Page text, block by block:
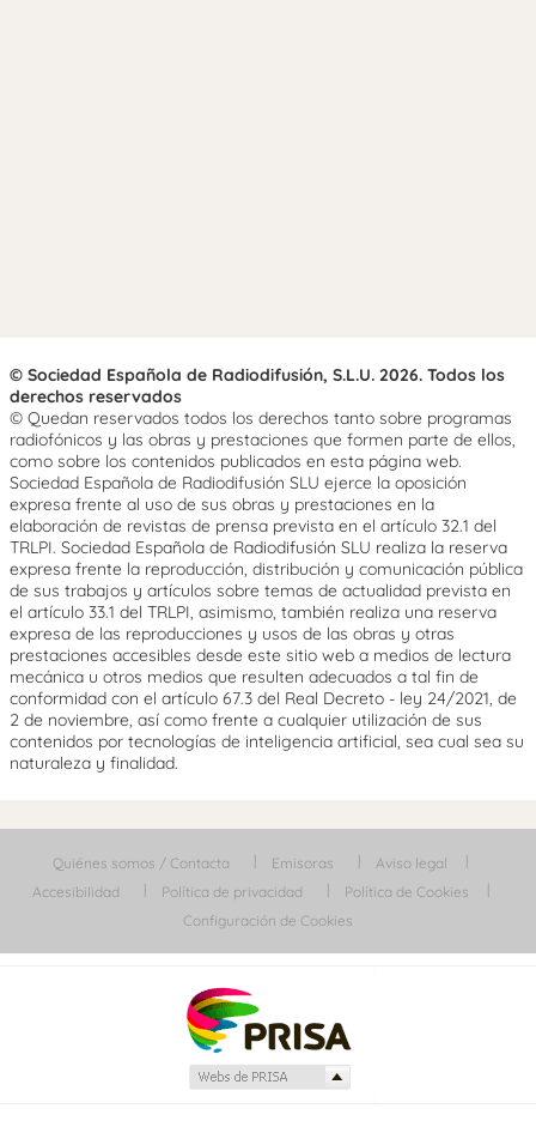
© Sociedad Española de Radiodifusión, S.L.U. 2026. Todos los
derechos reservados
© Quedan reservados todos los derechos tanto sobre programas
radiofónicos y las obras y prestaciones que formen parte de ellos,
como sobre los contenidos publicados en esta página web.
Sociedad Española de Radiodifusión SLU ejerce la oposición
expresa frente al uso de sus obras y prestaciones en la
elaboración de revistas de prensa prevista en el artículo 32.1 del
TRLPI. Sociedad Española de Radiodifusión SLU realiza la reserva
expresa frente la reproducción, distribución y comunicación pública
de sus trabajos y artículos sobre temas de actualidad prevista en
el artículo 33.1 del TRLPI, asimismo, también realiza una reserva
expresa de las reproducciones y usos de las obras y otras
prestaciones accesibles desde este sitio web a medios de lectura
mecánica u otros medios que resulten adecuados a tal fin de
conformidad con el artículo 67.3 del Real Decreto - ley 24/2021, de
2 de noviembre, así como frente a cualquier utilización de sus
contenidos por tecnologías de inteligencia artificial, sea cual sea su
naturaleza y finalidad.
Quiénes somos / Contacta Emisoras
Aviso legal
Accesibilidad
Política de privacidad
Política de Cookies
Configuración de Cookies